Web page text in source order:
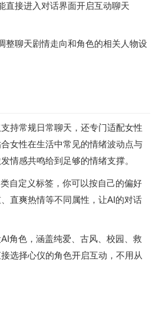
直接进入对话界面开启互动聊天
整聊天剧情走向和角色的相关人物设
持常规日常聊天，还专门适配女性
女性在生活中常见的情绪波动点与
情感共鸣给到足够的情绪支撑。
自定义标签，你可以按自己的偏好
直爽热情等不同属性，让AI的对话
角色，涵盖纯爱、古风、校园、救
选择心仪的角色开启互动，不用从